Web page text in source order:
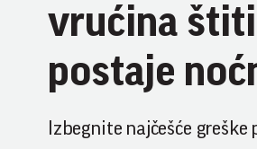
vrućina
postaje
Izbegnite najčešće greške